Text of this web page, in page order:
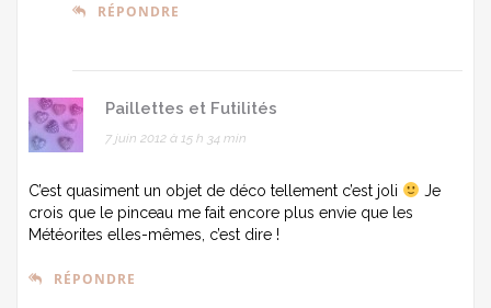
RÉPONDRE
Paillettes et Futilités
7 juin 2012 à 15 h 34 min
C’est quasiment un objet de déco tellement c’est joli
Je
crois que le pinceau me fait encore plus envie que les
Météorites elles-mêmes, c’est dire !
RÉPONDRE